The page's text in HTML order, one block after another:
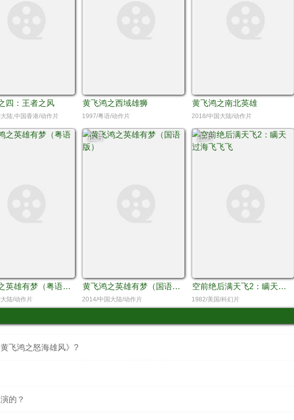
四：王者之风
陆,中国香港/动作片
黄飞鸿之西域雄狮
1997/粤语/动作片
黄飞鸿之南北英雄
2018/中国大陆/动作片
黄飞鸿之英雄有梦（粤语版）
陆/动作片
正片
黄飞鸿之英雄有梦（国语版）
2014/中国大陆/动作片
正片
空前绝后满天飞2：瞒天过海飞飞飞
1982/美国/科幻片
飞鸿之怒海雄风》?
的？